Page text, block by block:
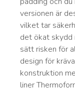
versionen är
vilket tar
det ökat skydd
sätt risken för
design för
konstruktion
liner